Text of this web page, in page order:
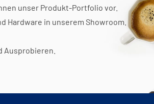
unser Produkt-Portfolio vor.
Hardware in unserem Showroom.
Ausprobieren.